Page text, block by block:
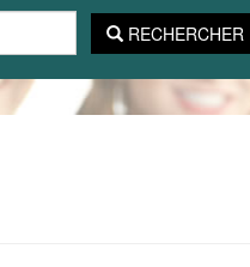
RECHERCHER